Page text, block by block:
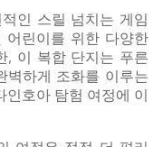
인 스릴 넘치는 게임
어린이를 위한 다양한
, 이 복합 단지는 푸른
벽하게 조화를 이루는
호아 탐험 여정에 이